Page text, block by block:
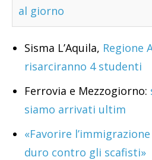
al giorno
Sisma L’Aquila, Regione
risarciranno 4 studenti
Ferrovia e Mezzogiorno:
siamo arrivati ultim
«Favorire
duro contro gli scafisti»